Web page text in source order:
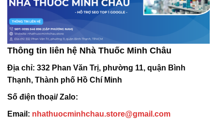
Thông tin liên hệ Nhà Thuốc Minh Châu
Địa chỉ: 332 Phan Văn Trị, phường 11, quận Bình
Thạnh, Thành phố Hồ Chí Minh
Số điện thoại/ Zalo:
Email: nhathuocminhchau.store@gmail.com